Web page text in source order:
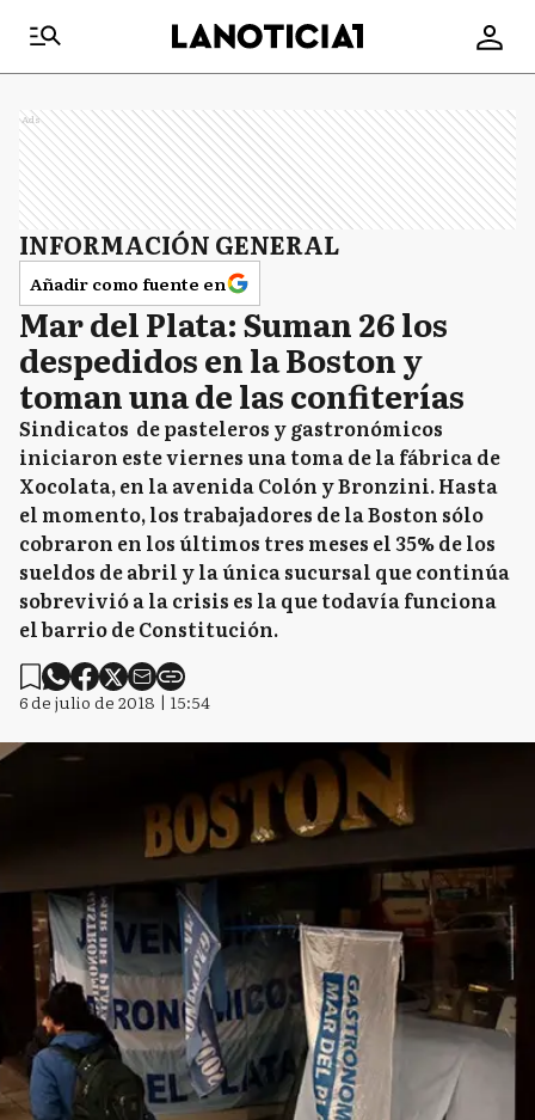
Ads
INFORMACIÓN GENERAL
Añadir como fuente en
Mar del Plata: Suman 26 los
despedidos en la Boston y
toman una de las confiterías
Sindicatos de pasteleros y gastronómicos
iniciaron este viernes una toma de la fábrica de
Xocolata, en la avenida Colón y Bronzini. Hasta
el momento, los trabajadores de la Boston sólo
cobraron en los últimos tres meses el 35% de los
sueldos de abril y la única sucursal que continúa
sobrevivió a la crisis es la que todavía funciona
el barrio de Constitución.
6 de julio de 2018 | 15:54